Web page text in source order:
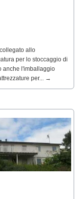
allo
per lo stoccaggio di
anche l'imballaggio
per... →